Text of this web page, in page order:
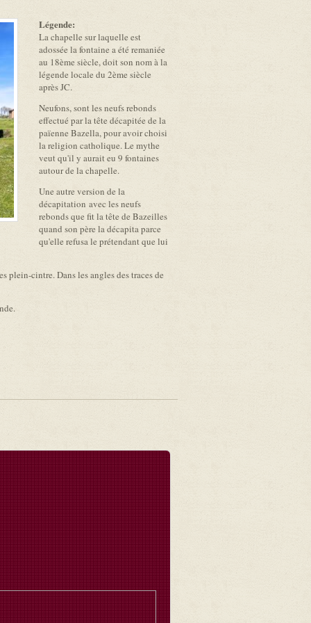
Légende:
La chapelle sur laquelle est
adossée la fontaine a été remaniée
au 18ème siècle, doit son nom à la
légende locale du 2ème siècle
après JC.
Neufons, sont les neufs rebonds
effectué par la tête décapitée de la
païenne Bazella, pour avoir choisi
la religion catholique. Le mythe
veut qu'il y aurait eu 9 fontaines
autour de la chapelle.
Une autre version de la
décapitation avec les neufs
rebonds que fit la tête de Bazeilles
quand son père la décapita parce
qu'elle refusa le prétendant que lui
plein-cintre. Dans les angles des traces de